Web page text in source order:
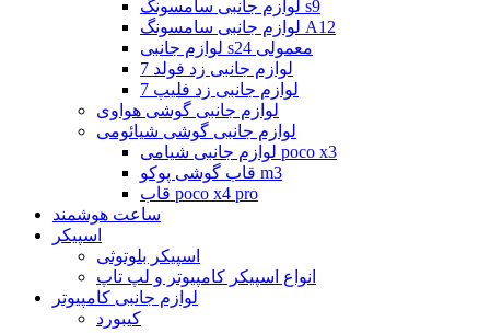
لوازم جانبی سامسونگ s9
لوازم جانبی سامسونگ A12
لوازم جانبی s24 معمولی
لوازم جانبی زد فولد 7
لوازم جانبی زد فلیپ 7
لوازم جانبی گوشی هواوی
لوازم جانبی گوشی شیائومی
لوازم جانبی شیامی poco x3
قاب گوشی پوکو m3
قاب poco x4 pro
ساعت هوشمند
اسپیکر
اسپیکر بلوتوثی
انواع اسپیکر کامپیوتر و لپ تاپ
لوازم جانبی کامپیوتر
کیبورد